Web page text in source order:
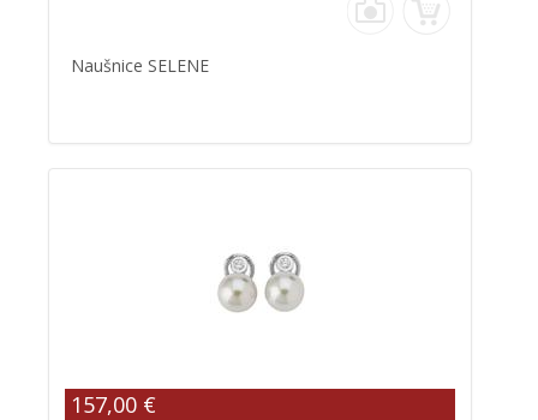
Naušnice SELENE
157,00 €